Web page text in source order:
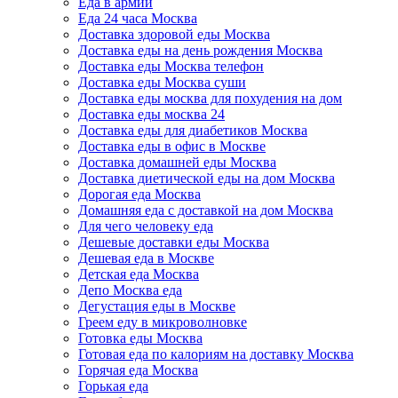
Еда 24 часа Москва
Доставка здоровой еды Москва
Доставка еды на день рождения Москва
Доставка еды Москва телефон
Доставка еды Москва суши
Доставка еды москва для похудения на дом
Доставка еды москва 24
Доставка еды для диабетиков Москва
Доставка еды в офис в Москве
Доставка домашней еды Москва
Доставка диетической еды на дом Москва
Дорогая еда Москва
Домашняя еда с доставкой на дом Москва
Для чего человеку еда
Дешевые доставки еды Москва
Дешевая еда в Москве
Детская еда Москва
Депо Москва еда
Дегустация еды в Москве
Греем еду в микроволновке
Готовка еды Москва
Готовая еда по калориям на доставку Москва
Горячая еда Москва
Горькая еда